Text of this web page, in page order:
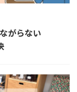
がらない